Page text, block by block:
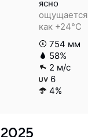
ясно
ощущается
как +24°C
754 мм
58%
2 м/с
6
4%
2025